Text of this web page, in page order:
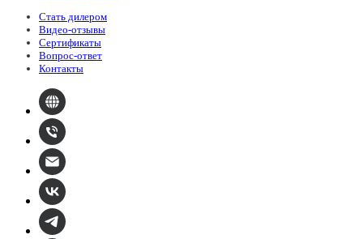
Стать дилером
Видео-отзывы
Сертификаты
Вопрос-ответ
Контакты